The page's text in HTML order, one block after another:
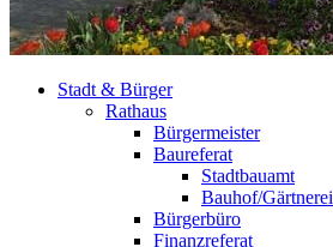
Stadt & Bürger
Rathaus
Bürgermeister
Baureferat
Stadtbauamt
Bauhof/Gärtnerei
Bürgerbüro
Finanzreferat